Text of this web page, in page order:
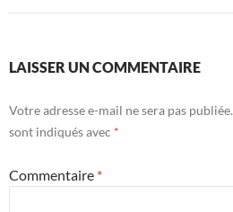
LAISSER UN COMMENTAIRE
Votre adresse e-mail ne sera pas publiée.
sont indiqués avec *
Commentaire *